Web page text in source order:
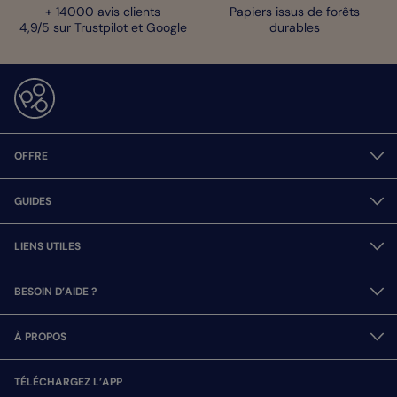
+ 14000 avis clients
4,9/5 sur Trustpilot et Google
Papiers issus de forêts
durables
OFFRE
GUIDES
LIENS UTILES
BESOIN D’AIDE ?
À PROPOS
TÉLÉCHARGEZ L’APP